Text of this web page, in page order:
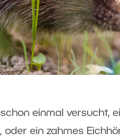
einmal versucht,
ein zahmes